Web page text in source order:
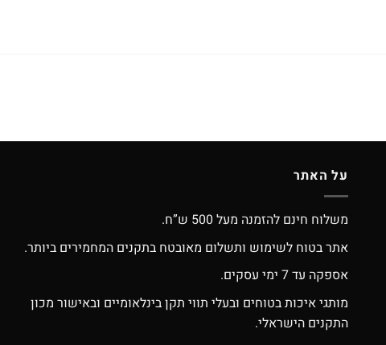
על האתר
משלוח חינם להזמנה מעל 500 ש”ח.
אתר בטוח לשימוש ותשלום מאובטח בתקנים המחמירים ביותר.
אספקה עד 7 ימי עסקים.
מותגי איכות בטוחים ובעלי תווי תקן בינלאומיים ובאישור מכון
התקנים הישראלי.